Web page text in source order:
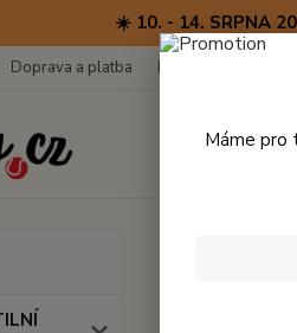
☀️ 10. - 14. SRPNA
Doprava a platba Kontakty
Máme pro